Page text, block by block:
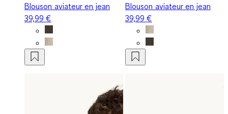
Blouson aviateur en jean
39,99 €
Blouson aviateur en jean
39,99 €